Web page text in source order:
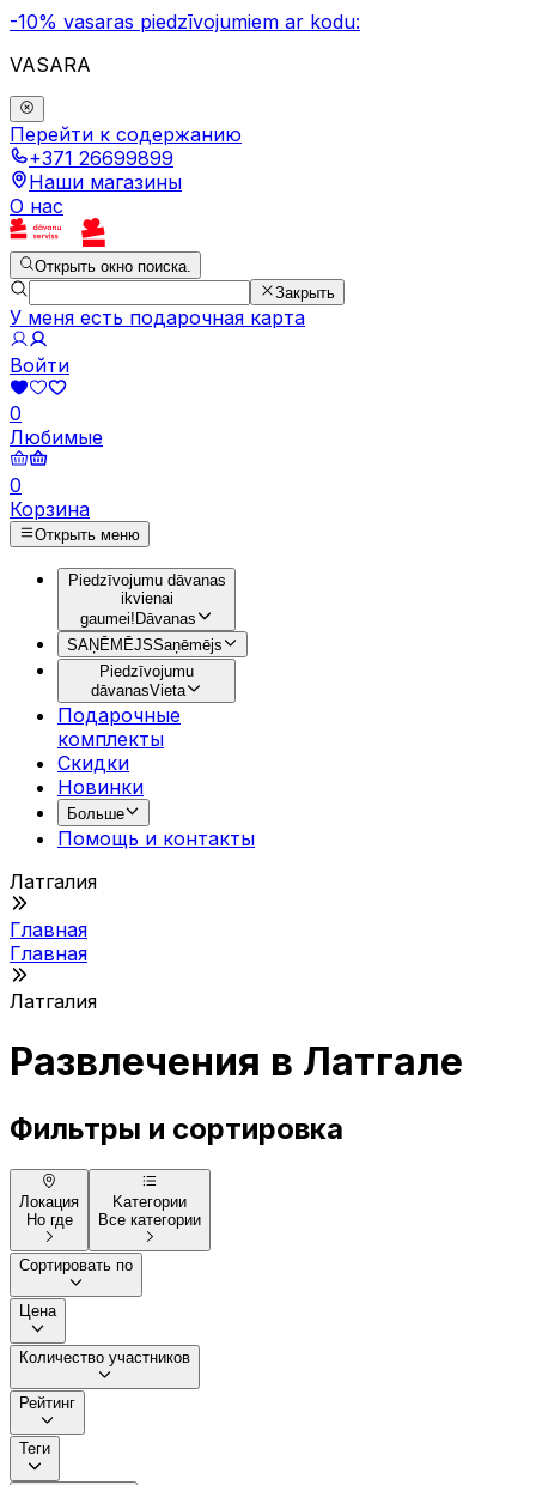
-10% vasaras piedzīvojumiem ar kodu:
VASARA
Перейти к содержанию
+371 26699899
Наши магазины
О нас
Открыть окно поиска.
Закрыть
У меня есть подарочная карта
Войти
0
Любимые
0
Корзина
Открыть меню
Piedzīvojumu dāvanas
ikvienai
gaumei!Dāvanas
SAŅĒMĒJSSaņēmējs
Piedzīvojumu
dāvanasVieta
Подарочные
комплекты
Скидки
Новинки
Больше
Помощь и контакты
Латгалия
Главная
Главная
Латгалия
Pазвлечения в Латгале
Фильтры и сортировка
Локация
Но где
Kатегории
Все категории
Сортировать по
Цена
Количество участников
Рейтинг
Теги